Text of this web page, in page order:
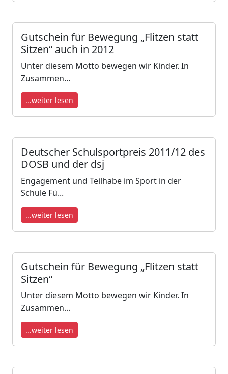
Gutschein für Bewegung „Flitzen statt
Sitzen“ auch in 2012
Unter diesem Motto bewegen wir Kinder. In
Zusammen...
...weiter lesen
Deutscher Schulsportpreis 2011/12 des
DOSB und der dsj
Engagement und Teilhabe im Sport in der
Schule Fü...
...weiter lesen
Gutschein für Bewegung „Flitzen statt
Sitzen“
Unter diesem Motto bewegen wir Kinder. In
Zusammen...
...weiter lesen